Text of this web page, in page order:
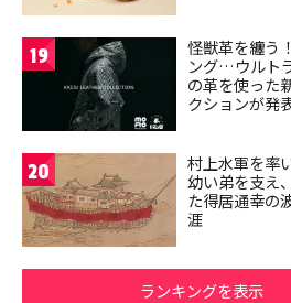
19
怪獣革を纏う
ング…ウルト
の革を使った
クションが発
20
村上水軍を率
幼い弟を支え
た得居通幸の
涯
ランキングを表示